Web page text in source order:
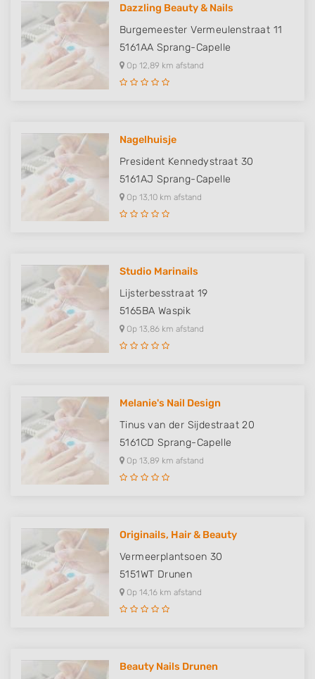
Dazzling Beauty & Nails
Burgemeester Vermeulenstraat 11
5161AA Sprang-Capelle
Op 12,89 km afstand
Nagelhuisje
President Kennedystraat 30
5161AJ Sprang-Capelle
Op 13,10 km afstand
Studio Marinails
Lijsterbesstraat 19
5165BA Waspik
Op 13,86 km afstand
Melanie's Nail Design
Tinus van der Sijdestraat 20
5161CD Sprang-Capelle
Op 13,89 km afstand
Originails, Hair & Beauty
Vermeerplantsoen 30
5151WT Drunen
Op 14,16 km afstand
Beauty Nails Drunen